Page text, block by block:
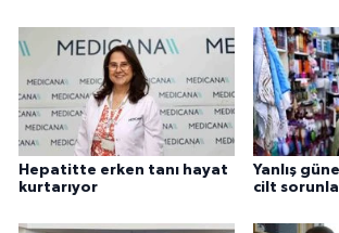
Hepatitte erken tanı hayat
kurtarıyor
Yanlış
cilt